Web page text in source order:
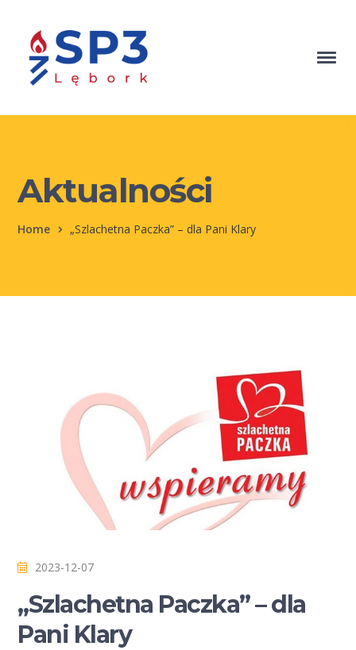
Aktualności
Home „Szlachetna Paczka” – dla Pani Klary
2023-12-07
„Szlachetna Paczka” – dla
Pani Klary